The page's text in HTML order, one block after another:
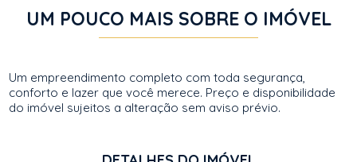
UM POUCO MAIS SOBRE O IMÓVEL
Um empreendimento completo com toda segurança,
conforto e lazer que você merece. Preço e disponibilidade
do imóvel sujeitos a alteração sem aviso prévio.